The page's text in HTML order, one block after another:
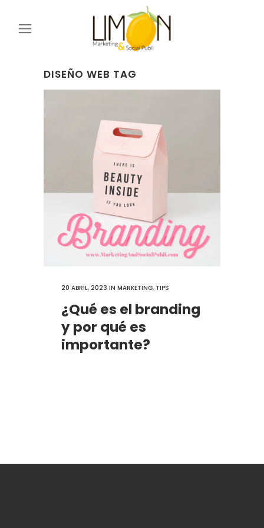
DISEÑO WEB TAG
20 ABRIL, 2023 IN MARKETING, TIPS
¿Qué es el branding
y por qué es
importante?